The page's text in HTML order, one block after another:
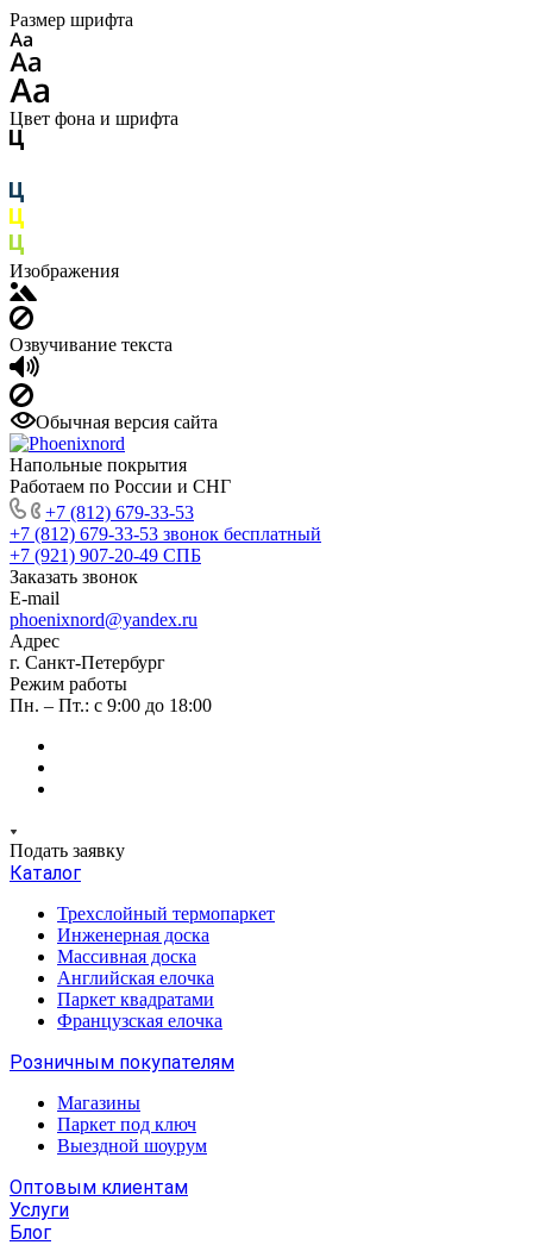
Размер шрифта
Цвет фона и шрифта
Изображения
Озвучивание текста
Обычная версия сайта
Напольные покрытия
Работаем по России и СНГ
+7 (812) 679-33-53
+7 (812) 679-33-53 звонок бесплатный
+7 (921) 907-20-49 СПБ
Заказать звонок
E-mail
phoenixnord@yandex.ru
Адрес
г. Санкт-Петербург
Режим работы
Пн. – Пт.: с 9:00 до 18:00
Подать заявку
Каталог
Трехслойный термопаркет
Инженерная доска
Массивная доска
Английская елочка
Паркет квадратами
Французская елочка
Розничным покупателям
Магазины
Паркет под ключ
Выездной шоурум
Оптовым клиентам
Услуги
Блог